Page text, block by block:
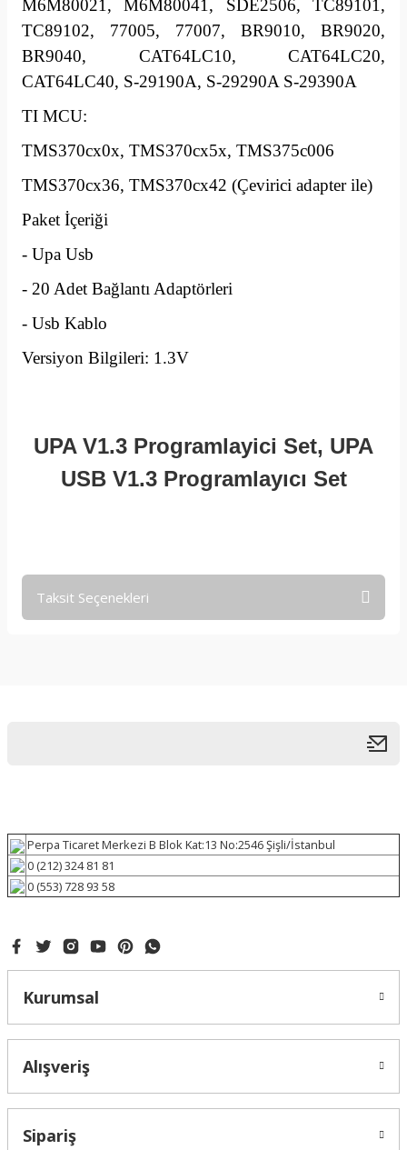
M6M80021, M6M80041, SDE2506, TC89101,
TC89102, 77005, 77007, BR9010, BR9020,
BR9040, CAT64LC10, CAT64LC20,
CAT64LC40, S-29190A, S-29290A S-29390A
TI MCU:
TMS370cx0x, TMS370cx5x, TMS375c006
TMS370cx36, TMS370cx42 (Çevirici adapter ile)
Paket İçeriği
- Upa Usb
- 20 Adet Bağlantı Adaptörleri
- Usb Kablo
Versiyon Bilgileri: 1.3V
UPA V1.3 Programlayici Set, UPA
USB V1.3 Programlayıcı Set
Taksit Seçenekleri
Perpa Ticaret Merkezi B Blok Kat:13 No:2546 Şişli/İstanbul
0 (212) 324 81 81
0 (553) 728 93 58
Kurumsal
Alışveriş
Sipariş